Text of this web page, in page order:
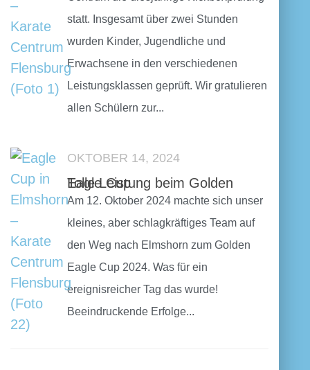
statt. Insgesamt über zwei Stunden
wurden Kinder, Jugendliche und
Erwachsene in den verschiedenen
Leistungsklassen geprüft. Wir gratulieren
allen Schülern zur...
OKTOBER 14, 2024
Tolle Leistung beim Golden Eagle Cup
Am 12. Oktober 2024 machte sich unser
kleines, aber schlagkräftiges Team auf
den Weg nach Elmshorn zum Golden
Eagle Cup 2024. Was für ein
ereignisreicher Tag das wurde!
Beeindruckende Erfolge...